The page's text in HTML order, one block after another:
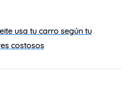
usa tu carro según tu
costosos